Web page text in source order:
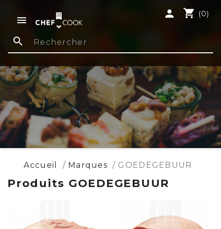

shopping_cart (0)
person
search
Accueil Marques GOEDEGEBUUR
Produits GOEDEGEBUUR